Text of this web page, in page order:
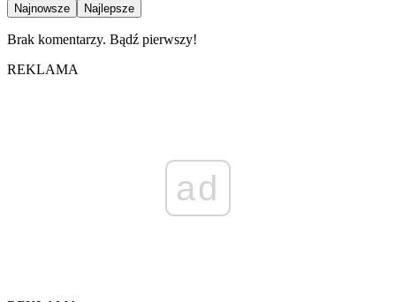
Najnowsze Najlepsze
Brak komentarzy. Bądź pierwszy!
REKLAMA
ad